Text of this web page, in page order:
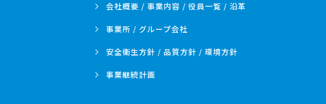
会社概要 / 事業内容 / 役員一覧 / 沿革
事業所 / グループ会社
安全衛生方針 / 品質方針 / 環境方針
事業継続計画